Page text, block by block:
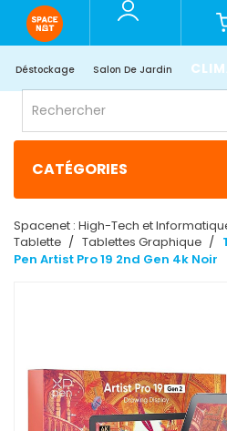
Déstockage Salon De Jardin
CATÉGORIES
Spacenet : High-Tech et
Tablette
Tablettes Graphique
Pen Artist Pro 19 2nd Gen 4k Noir